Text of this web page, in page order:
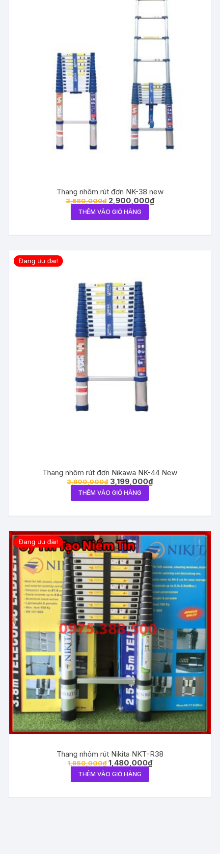
Thang nhôm rút đơn NK-38 new
3,680,000₫ 2,900,000₫
THÊM VÀO GIỎ HÀNG
Đang ưu đãi!
Thang nhôm rút đơn Nikawa NK-44 New
3,800,000₫ 3,199,000₫
THÊM VÀO GIỎ HÀNG
Đang ưu đãi!
Thang nhôm rút Nikita NKT-R38
1,950,000₫ 1,480,000₫
THÊM VÀO GIỎ HÀNG